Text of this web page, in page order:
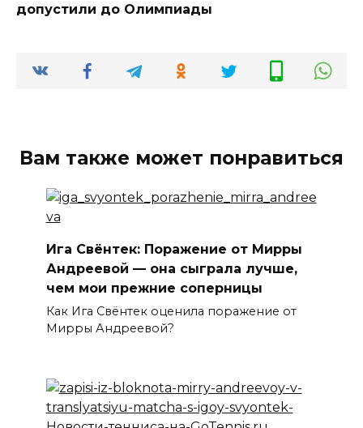
допустили до Олимпиады
Вам также может понравиться
Ига Свёнтек: Поражение от Мирры
Андреевой — она сыграла лучше,
чем мои прежние соперницы
Как Ига Свёнтек оценила поражение от
Мирры Андреевой?